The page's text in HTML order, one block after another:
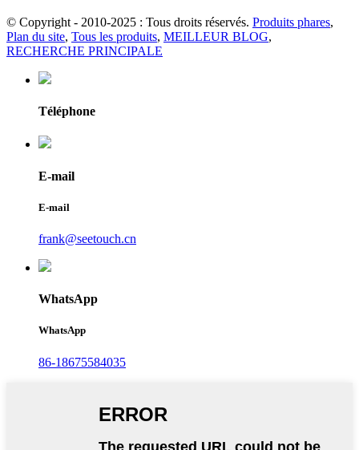
© Copyright - 2010-2025 : Tous droits réservés. Produits phares,
Plan du site, Tous les produits, MEILLEUR BLOG,
RECHERCHE PRINCIPALE
Téléphone
E-mail
E-mail
frank@seetouch.cn
WhatsApp
WhatsApp
86-18675584035